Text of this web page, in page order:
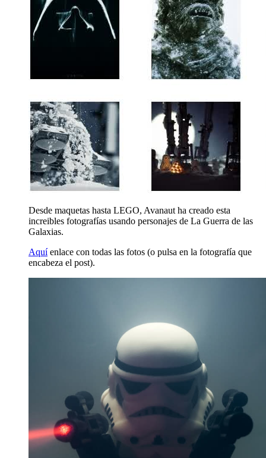
Desde maquetas hasta LEGO, Avanaut ha creado esta
increibles fotografías usando personajes de La Guerra de las
Galaxias.
Aquíenlace con todas las fotos (o pulsa en la fotografía que
encabeza el post).